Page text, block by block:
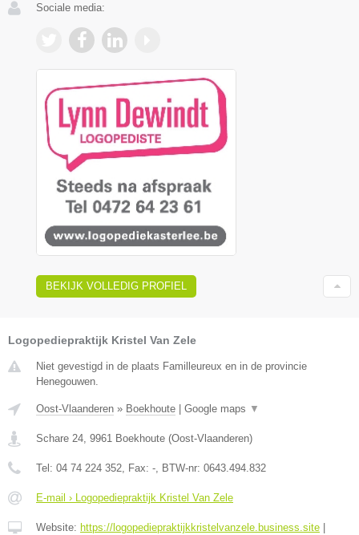
Sociale media:
BEKIJK VOLLEDIG PROFIEL
Logopediepraktijk Kristel Van Zele
Niet gevestigd in de plaats Familleureux en in de provincie
Henegouwen.
Oost-Vlaanderen » Boekhoute Google maps ▼
Schare 24 9961 Boekhoute (Oost-Vlaanderen)
Tel: 04 74 224 352 , Fax: - , BTW-nr: 0643.494.832
E-mail › Logopediepraktijk Kristel Van Zele
Website: https://logopediepraktijkkristelvanzele.business.site